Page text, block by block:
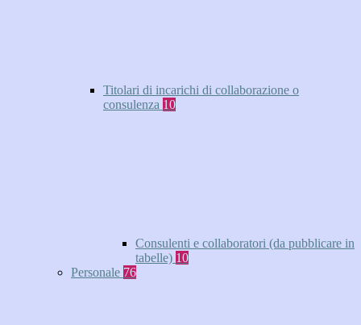
Titolari di incarichi di collaborazione o
consulenza 10
Consulenti e collaboratori (da pubblicare in
tabelle) 10
Personale 76